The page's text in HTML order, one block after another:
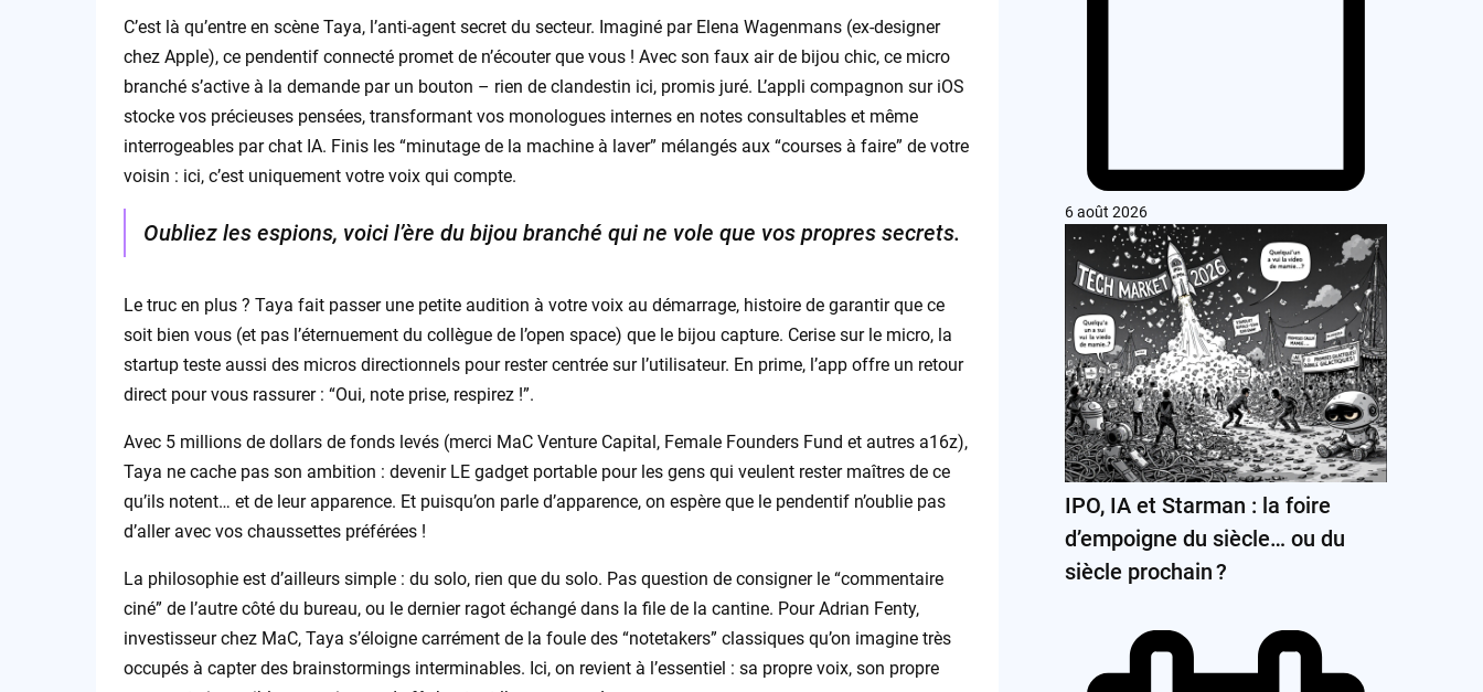
C’est là qu’entre en scène Taya, l’anti-agent secret du secteur. Imaginé par Elena Wagenmans (ex-designer
chez Apple), ce pendentif connecté promet de n’écouter que vous ! Avec son faux air de bijou chic, ce micro
branché s’active à la demande par un bouton – rien de clandestin ici, promis juré. L’appli compagnon sur iOS
stocke vos précieuses pensées, transformant vos monologues internes en notes consultables et même
interrogeables par chat IA. Finis les “minutage de la machine à laver” mélangés aux “courses à faire” de votre
voisin : ici, c’est uniquement votre voix qui compte.
Oubliez les espions, voici l’ère du bijou branché qui ne vole que vos propres secrets.
Le truc en plus ? Taya fait passer une petite audition à votre voix au démarrage, histoire de garantir que ce
soit bien vous (et pas l’éternuement du collègue de l’open space) que le bijou capture. Cerise sur le micro, la
startup teste aussi des micros directionnels pour rester centrée sur l’utilisateur. En prime, l’app offre un retour
direct pour vous rassurer : “Oui, note prise, respirez !”.
Avec 5 millions de dollars de fonds levés (merci MaC Venture Capital, Female Founders Fund et autres a16z),
Taya ne cache pas son ambition : devenir LE gadget portable pour les gens qui veulent rester maîtres de ce
qu’ils notent… et de leur apparence. Et puisqu’on parle d’apparence, on espère que le pendentif n’oublie pas
d’aller avec vos chaussettes préférées !
La philosophie est d’ailleurs simple : du solo, rien que du solo. Pas question de consigner le “commentaire
ciné” de l’autre côté du bureau, ou le dernier ragot échangé dans la file de la cantine. Pour Adrian Fenty,
investisseur chez MaC, Taya s’éloigne carrément de la foule des “notetakers” classiques qu’on imagine très
occupés à capter des brainstormings interminables. Ici, on revient à l’essentiel : sa propre voix, son propre
6 août 2026
IPO, IA et Starman : la foire
d’empoigne du siècle… ou du
siècle prochain ?